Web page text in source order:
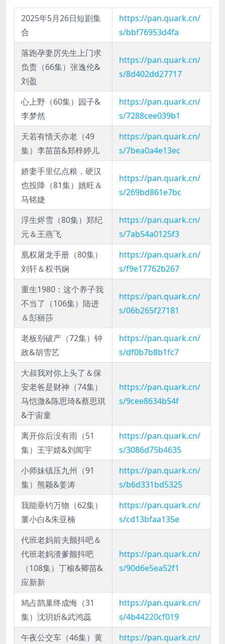
2025年5月26日短剧集
合
https://pan.quark.cn/
s/bbf76953d4fa
落跑孕妻厉先生上门求
负责（66集）张逸伦&
刘盈
https://pan.quark.cn/
s/8d402dd27717
心上野（60集）园子&
李梦然
https://pan.quark.cn/
s/7288cee039b1
天若有情天亦老（49
集）李苗苗&郑梓婷儿
https://pan.quark.cn/
s/7bea0a4e13ec
娇妻手里亿点粮，硬汉
也投降（81集）姚旺＆
马铭婕
https://pan.quark.cn/
s/269bd861e7bc
浮生烬雪（80集）郑纪
元＆王燕飞
https://pan.quark.cn/
s/7ab54a0125f3
凰权屠龙手册（80集）
刘轩＆权书娴
https://pan.quark.cn/
s/f9e17762b267
重生1980：这个养子我
不当了（106集）陆进
＆彭丽莎
https://pan.quark.cn/
s/06b265f27181
老板别破产（72集）钟
政&胡雪艺
https://pan.quark.cn/
s/df0b7b8b1fc7
大叔我对你上头了＆保
安老爸是财神（74集）
马恺溦&陈思琦&蔡思琪
&于宙童
https://pan.quark.cn/
s/9cee8634b54f
离开你后没有雨（51
集）王宇婧&刘闻宇
https://pan.quark.cn/
s/3086d75b4635
小师妹镇压九州（91
集）熊颖&姜涛
https://pan.quark.cn/
s/b6d331bd5325
我能垂钓万物（62集）
董小白&朱亚楠
https://pan.quark.cn/
s/cd13bfaa135e
代班老妈前夫颤抖吧＆
代班老妈渣爹颤抖吧
（108集）丁榆&卿苗&
应新新
https://pan.quark.cn/
s/90d6e5ea52f1
鸠占鹊巢终成悔（31
集）沈玥妡&武鸿蕊
https://pan.quark.cn/
s/4b44220cf019
午夜公交车（46集）黄
https://pan.quark.cn/